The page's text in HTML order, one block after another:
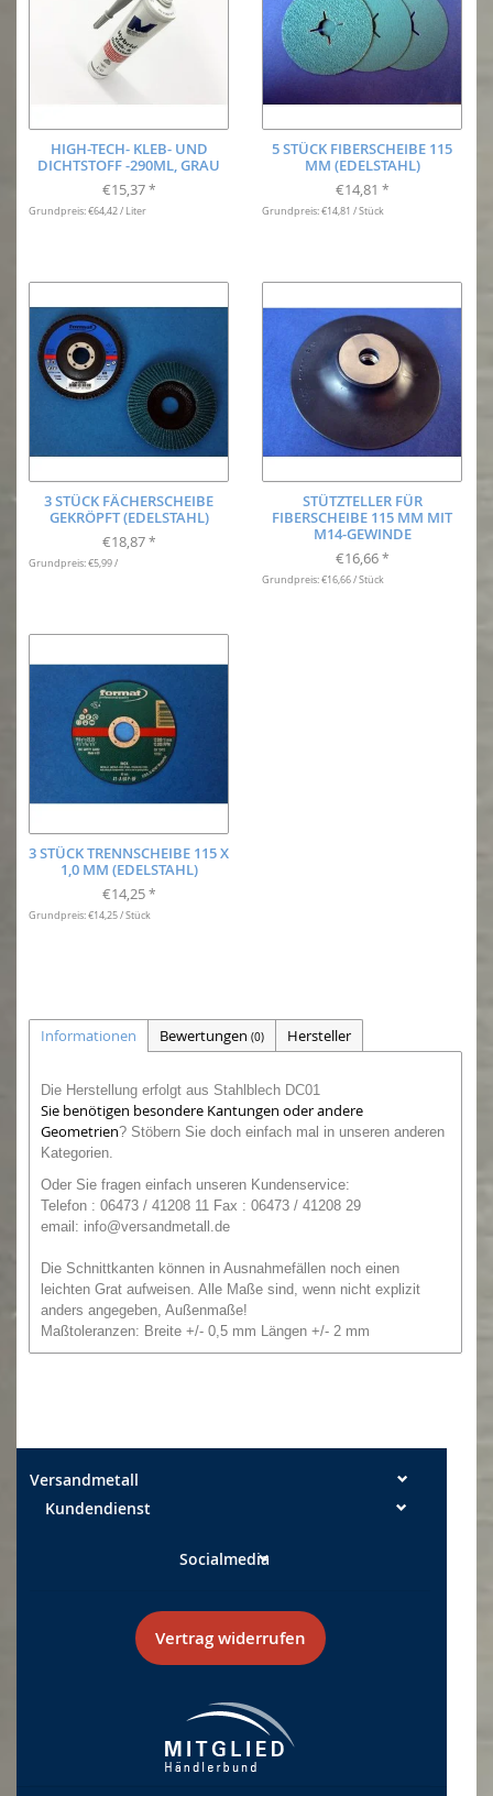
HIGH-TECH- KLEB- UND
DICHTSTOFF -290ML, GRAU
€15,37 *
Grundpreis: €64,42 / Liter
5 STÜCK FIBERSCHEIBE 115
MM (EDELSTAHL)
€14,81 *
Grundpreis: €14,81 / Stück
3 STÜCK FÄCHERSCHEIBE
GEKRÖPFT (EDELSTAHL)
€18,87 *
Grundpreis: €5,99 /
STÜTZTELLER FÜR
FIBERSCHEIBE 115 MM MIT
M14-GEWINDE
€16,66 *
Grundpreis: €16,66 / Stück
3 STÜCK TRENNSCHEIBE 115 X
1,0 MM (EDELSTAHL)
€14,25 *
Grundpreis: €14,25 / Stück
Informationen Bewertungen (0) Hersteller
Die Herstellung erfolgt aus Stahlblech DC01
Sie benötigen besondere Kantungen oder andere
Geometrien? Stöbern Sie doch einfach mal in unseren anderen
Kategorien.
Oder Sie fragen einfach unseren Kundenservice:
Telefon : 06473 / 41208 11 Fax : 06473 / 41208 29
email: info@versandmetall.de
Die Schnittkanten können in Ausnahmefällen noch einen
leichten Grat aufweisen. Alle Maße sind, wenn nicht explizit
anders angegeben, Außenmaße!
Maßtoleranzen: Breite +/- 0,5 mm Längen +/- 2 mm
Versandmetall
Kundendienst
Socialmedia
Vertrag widerrufen